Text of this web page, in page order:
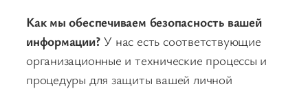
Как мы обеспечиваем безопасность вашей
информации?У нас есть соответствующие
организационные и технические процессы и
процедуры для защиты вашей личной